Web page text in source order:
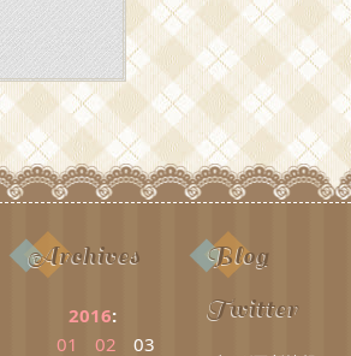
Archives
2016:
01
02
03
Blog
Twitter